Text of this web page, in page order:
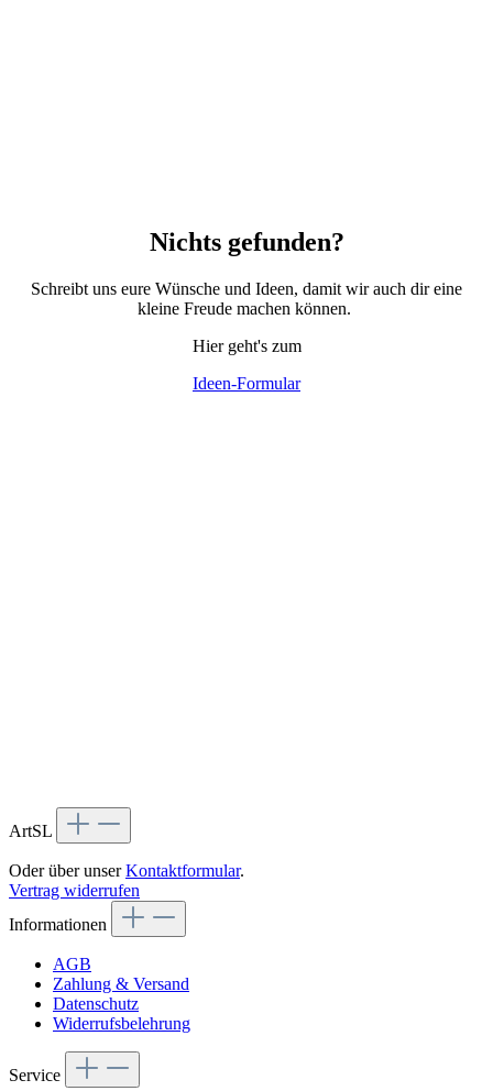
Nichts gefunden?
Schreibt uns eure Wünsche und Ideen, damit wir auch dir eine
kleine Freude machen können.
Hier geht's zum
Ideen-Formular
ArtSL
Oder über unserKontaktformular.
Vertrag widerrufen
Informationen
AGB
Zahlung & Versand
Datenschutz
Widerrufsbelehrung
Service